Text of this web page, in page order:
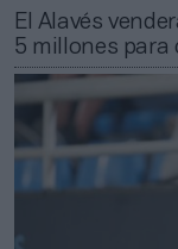
El Alavés
5 millones para